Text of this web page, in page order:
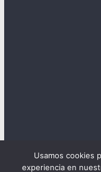
Usamos cookies
experiencia en